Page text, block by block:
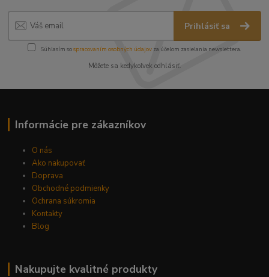
Prihlásiť sa
Súhlasím sospracovaním osobných údajov za účelom zasielania newslettera.
Môžete sa kedykoľvek odhlásiť.
Informácie pre zákazníkov
O nás
Ako nakupovať
Doprava
Obchodné podmienky
Ochrana súkromia
Kontakty
Blog
Nakupujte kvalitné produkty